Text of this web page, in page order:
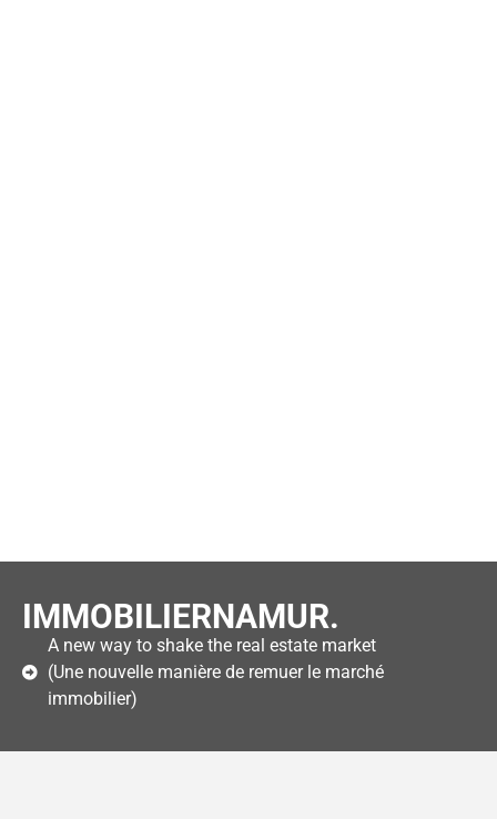
IMMOBILIERNAMUR.
A new way to shake the real estate market
(Une nouvelle manière de remuer le marché
immobilier)